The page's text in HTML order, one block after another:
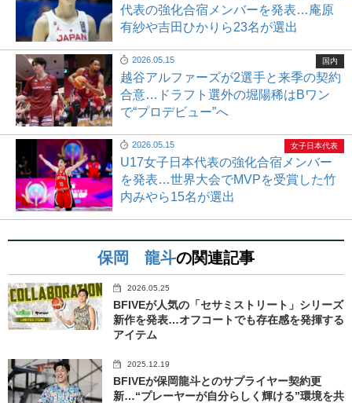
代表の強化合宿メンバーを発表…庵原
有紗や吉田ひかりら23名が選出
2026.05.15
越谷アルファーズが2選手と来季の契約
合意…ドラフト選外の堀陽稀はBワン
で“プロデビュー”へ
国内
2026.05.15
U17女子日本代表の強化合宿メンバー
を発表…世界大会でMVPを受賞した竹
内みやら15名が選出
女子日本代表
保岡 龍斗の関連記事
2026.05.25
BFIVEが人気の「セサミストリート」シリーズ
新作を発表…オフコートでも存在感を発揮する
アイテム
2025.12.19
BFIVEが保岡龍斗とのサプライヤー契約更
新…“プレーヤーが自分らしく輝ける”環境を共